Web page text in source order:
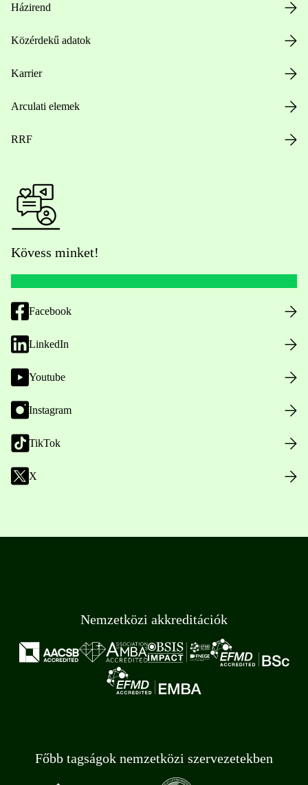
Házirend
Közérdekű adatok
Karrier
Arculati elemek
RRF
Kövess minket!
Facebook
LinkedIn
Youtube
Instagram
TikTok
X
Nemzetközi akkreditációk
Főbb tagságok nemzetközi szervezetekben